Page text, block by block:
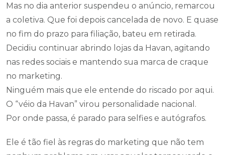
Mas no dia anterior suspendeu o anúncio, remarcou
a coletiva. Que foi depois cancelada de novo. E quase
no fim do prazo para filiação, bateu em retirada.
Decidiu continuar abrindo lojas da Havan, agitando
nas redes sociais e mantendo sua marca de craque
no marketing.
Ninguém mais que ele entende do riscado por aqui.
O “véio da Havan” virou personalidade nacional.
Por onde passa, é parado para selfies e autógrafos.
Ele é tão fiel às regras do marketing que não tem